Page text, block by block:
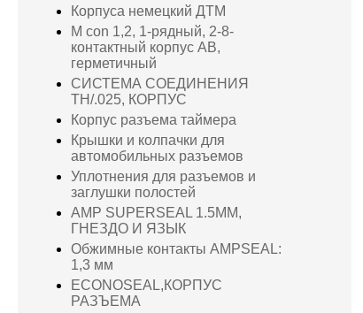
Корпуса немецкий ДТМ
M con 1,2, 1-рядный, 2-8-
контактный корпус AB,
герметичный
СИСТЕМА СОЕДИНЕНИЯ
TH/.025, КОРПУС
Корпус разъема таймера
Крышки и колпачки для
автомобильных разъемов
Уплотнения для разъемов и
заглушки полостей
AMP SUPERSEAL 1.5MM,
ГНЕЗДО И ЯЗЫК
Обжимные контакты AMPSEAL:
1,3 мм
ECONOSEAL,КОРПУС
РАЗЪЕМА